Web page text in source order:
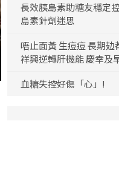
長效胰島素助糖友穩定
島素針劑迷思
唔止面黃 生痘痘 長期攰
祥興逆轉肝機能 慶幸及
血糖失控好傷「心」!